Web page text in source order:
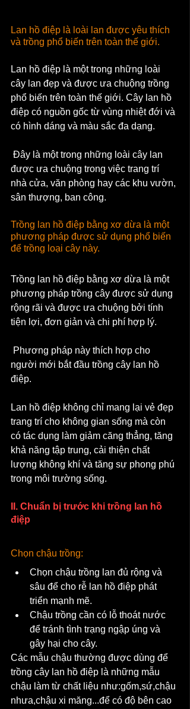
Lan hồ điệp là loài lan được yêu thích
và trồng phổ biến trên toàn thế giới.
Lan hồ điệp là một trong những loài
cây lan đẹp và được ưa chuộng trồng
phổ biến trên toàn thế giới. Cây lan hồ
điệp có nguồn gốc từ vùng nhiệt đới và
có hình dáng và màu sắc đa dạng.
được ưa chuộng trong việc trang trí
nhà cửa, văn phòng hay các khu vườn,
sân thượng, ban công.
Trồng lan hồ điệp bằng xơ dừa là một
phương pháp được sử dụng phổ biến
để trồng loại cây này.
Trồng lan hồ điệp bằng xơ dừa là một
phương pháp trồng cây được sử dụng
rộng rãi và được ưa chuộng bởi tính
tiện lợi, đơn giản và chi phí hợp lý.
người mới bắt đầu trồng cây lan hồ
điệp.
Lan hồ điệp không chỉ mang lại vẻ đẹp
trang trí cho không gian sống mà còn
có tác dụng làm giảm căng thẳng, tăng
khả năng tập trung, cải thiện chất
lượng không khí và tăng sự phong phú
trong môi trường sống.
II. Chuẩn bị trước khi trồng lan hồ
điệp
Chọn chậu trồng:
Chọn chậu trồng lan đủ rộng và
sâu để cho rễ lan hồ điệp phát
triển mạnh mẽ.
Chậu trồng cần có lỗ thoát nước
để tránh tình trạng ngập úng và
gây hại cho cây.
Các mẫu chậu thường được dùng để
trồng cây lan hồ điệp là những mẫu
chậu làm từ chất liệu như:gốm,sứ,chậu
nhưa,chậu xi măng...để có độ bên cao